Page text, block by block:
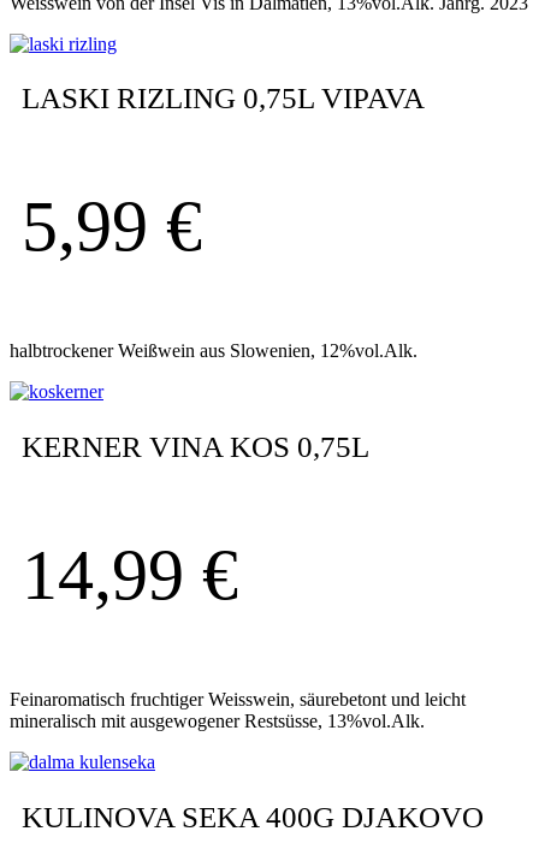
LASKI RIZLING 0,75L VIPAVA
5,99 €
halbtrockener Weißwein aus Slowenien, 12%vol.Alk.
KERNER VINA KOS 0,75L
14,99 €
Feinaromatisch fruchtiger Weisswein, säurebetont und leicht
mineralisch mit ausgewogener Restsüsse, 13%vol.Alk.
KULINOVA SEKA 400G DJAKOVO